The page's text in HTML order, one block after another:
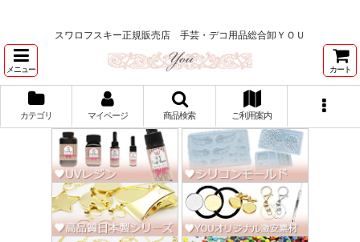
スワロフスキー正規販売店 手芸・デコ用品総合卸ＹＯＵ
メニュー カート
カテゴリ マイページ 商品検索 ご利用案内